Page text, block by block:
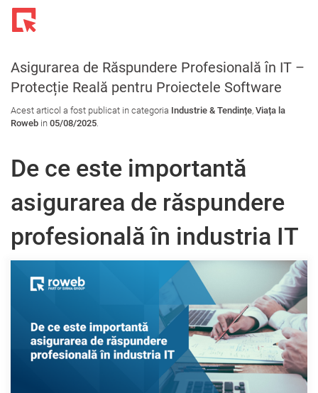
Asigurarea de Răspundere Profesională în IT –
Protecție Reală pentru Proiectele Software
Acest articol a fost publicat in categoria Industrie & Tendințe, Viața la
Roweb in 05/08/2025.
De ce este importantă
asigurarea de răspundere
profesională în industria IT